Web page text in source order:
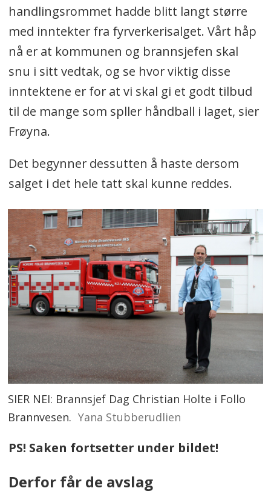
handlingsrommet hadde blitt langt større
med inntekter fra fyrverkerisalget. Vårt håp
nå er at kommunen og brannsjefen skal
snu i sitt vedtak, og se hvor viktig disse
inntektene er for at vi skal gi et godt tilbud
til de mange som spller håndball i laget, sier
Frøyna.
Det begynner dessutten å haste dersom
salget i det hele tatt skal kunne reddes.
SIER NEI: Brannsjef Dag Christian Holte i Follo
Brannvesen. Yana Stubberudlien
PS! Saken fortsetter under bildet!
Derfor får de avslag